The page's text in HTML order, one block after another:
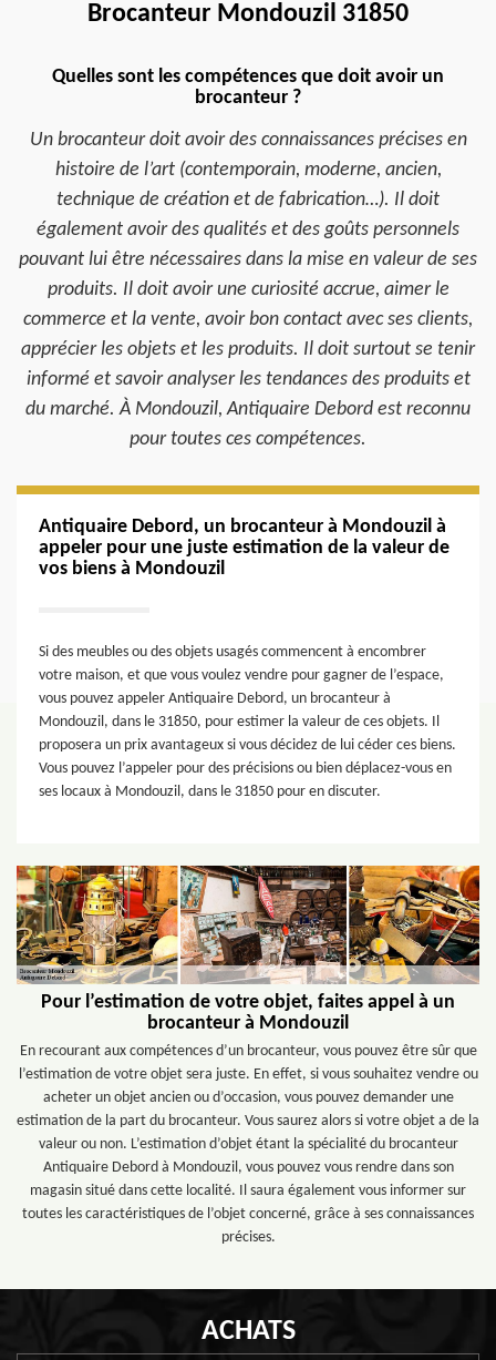
Brocanteur Mondouzil 31850
Quelles sont les compétences que doit avoir un
brocanteur ?
Un brocanteur doit avoir des connaissances précises en
histoire de l’art (contemporain, moderne, ancien,
technique de création et de fabrication…). Il doit
également avoir des qualités et des goûts personnels
pouvant lui être nécessaires dans la mise en valeur de ses
produits. Il doit avoir une curiosité accrue, aimer le
commerce et la vente, avoir bon contact avec ses clients,
apprécier les objets et les produits. Il doit surtout se tenir
informé et savoir analyser les tendances des produits et
du marché. À Mondouzil, Antiquaire Debord est reconnu
pour toutes ces compétences.
Antiquaire Debord, un brocanteur à Mondouzil à
appeler pour une juste estimation de la valeur de
vos biens à Mondouzil
Si des meubles ou des objets usagés commencent à encombrer
votre maison, et que vous voulez vendre pour gagner de l’espace,
vous pouvez appeler Antiquaire Debord, un brocanteur à
Mondouzil, dans le 31850, pour estimer la valeur de ces objets. Il
proposera un prix avantageux si vous décidez de lui céder ces biens.
Vous pouvez l’appeler pour des précisions ou bien déplacez-vous en
ses locaux à Mondouzil, dans le 31850 pour en discuter.
Pour l’estimation de votre objet, faites appel à un
brocanteur à Mondouzil
En recourant aux compétences d’un brocanteur, vous pouvez être sûr que
l’estimation de votre objet sera juste. En effet, si vous souhaitez vendre ou
acheter un objet ancien ou d’occasion, vous pouvez demander une
estimation de la part du brocanteur. Vous saurez alors si votre objet a de la
valeur ou non. L’estimation d’objet étant la spécialité du brocanteur
Antiquaire Debord à Mondouzil, vous pouvez vous rendre dans son
magasin situé dans cette localité. Il saura également vous informer sur
toutes les caractéristiques de l’objet concerné, grâce à ses connaissances
précises.
ACHATS